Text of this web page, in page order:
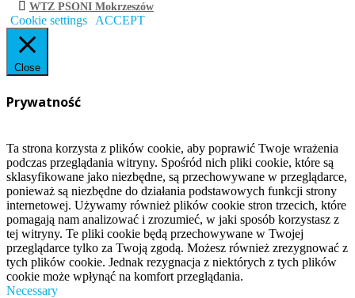
WTZ PSONI Mokrzeszów
Cookie settings ACCEPT
Close
Prywatność
Ta strona korzysta z plików cookie, aby poprawić Twoje wrażenia
podczas przeglądania witryny. Spośród nich pliki cookie, które są
sklasyfikowane jako niezbędne, są przechowywane w przeglądarce,
ponieważ są niezbędne do działania podstawowych funkcji strony
internetowej. Używamy również plików cookie stron trzecich, które
pomagają nam analizować i zrozumieć, w jaki sposób korzystasz z
tej witryny. Te pliki cookie będą przechowywane w Twojej
przeglądarce tylko za Twoją zgodą. Możesz również zrezygnować z
tych plików cookie. Jednak rezygnacja z niektórych z tych plików
cookie może wpłynąć na komfort przeglądania.
Necessary